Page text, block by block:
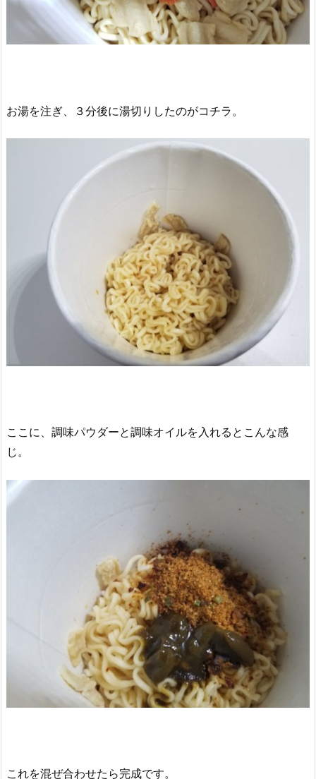
お湯を注ぎ、３分後に湯切りしたのがコチラ。
ここに、調味パウダーと調味オイルを入れるとこんな感
じ。
これを混ぜ合わせたら完成です。